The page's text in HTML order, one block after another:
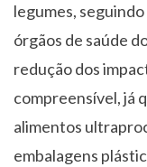
legumes,
órgãos de saúde
redução dos
compreensível, já
alimentos
embalagens